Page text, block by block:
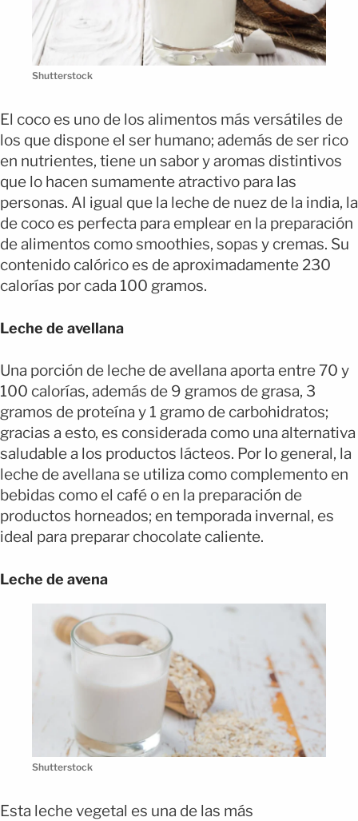
Shutterstock
El coco es uno de los alimentos más versátiles de
los que dispone el ser humano; además de ser rico
en nutrientes, tiene un sabor y aromas distintivos
que lo hacen sumamente atractivo para las
personas. Al igual que la leche de nuez de la india, la
de coco es perfecta para emplear en la preparación
de alimentos como smoothies, sopas y cremas. Su
contenido calórico es de aproximadamente 230
calorías por cada 100 gramos.
Leche de avellana
Una porción de leche de avellana aporta entre 70 y
100 calorías, además de 9 gramos de grasa, 3
gramos de proteína y 1 gramo de carbohidratos;
gracias a esto, es considerada como una alternativa
saludable a los productos lácteos. Por lo general, la
leche de avellana se utiliza como complemento en
bebidas como el café o en la preparación de
productos horneados; en temporada invernal, es
ideal para preparar chocolate caliente.
Leche de avena
Shutterstock
Esta leche vegetal es una de las más